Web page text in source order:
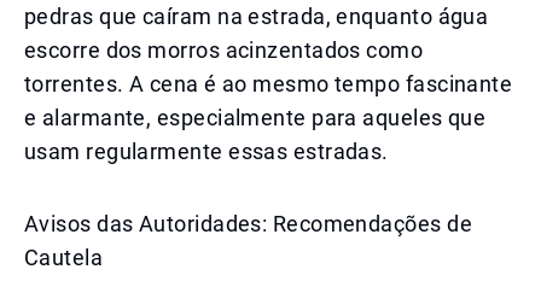
pedras que caíram na estrada, enquanto água
escorre dos morros acinzentados como
torrentes. A cena é ao mesmo tempo fascinante
e alarmante, especialmente para aqueles que
usam regularmente essas estradas.
Avisos das Autoridades: Recomendações de
Cautela